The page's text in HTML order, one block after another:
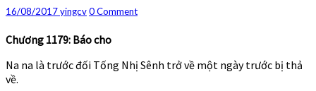
gia
Ch
–
1192
16/08/2017yingcvComments
0 Comment
Chương 1179: Báo cho
Na na là trước đối Tống Nhị Sênh trở về một ngày trước bị thả
về.